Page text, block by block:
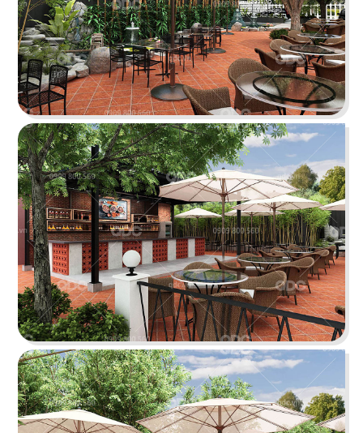
Chi tiết
EL GAUCHO
El Gaucho Lotte Mall hứa hẹn là điểm đến lý
tưởng cho trải nghiệm ẩm thực Âu đỉnh cao
mang phong cách công nghiệp độc đáo
Chi tiết